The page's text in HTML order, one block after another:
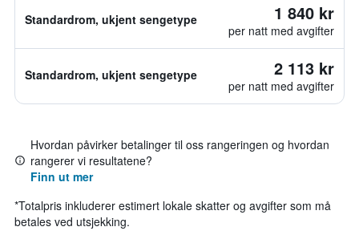
Standardrom, ukjent sengetype 1 840 kr
per natt med avgifter
Standardrom, ukjent sengetype 2 113 kr
per natt med avgifter
Hvordan påvirker betalinger til oss rangeringen og hvordan
rangerer vi resultatene?
Finn ut mer
*Totalpris inkluderer estimert lokale skatter og avgifter som må
betales ved utsjekking.